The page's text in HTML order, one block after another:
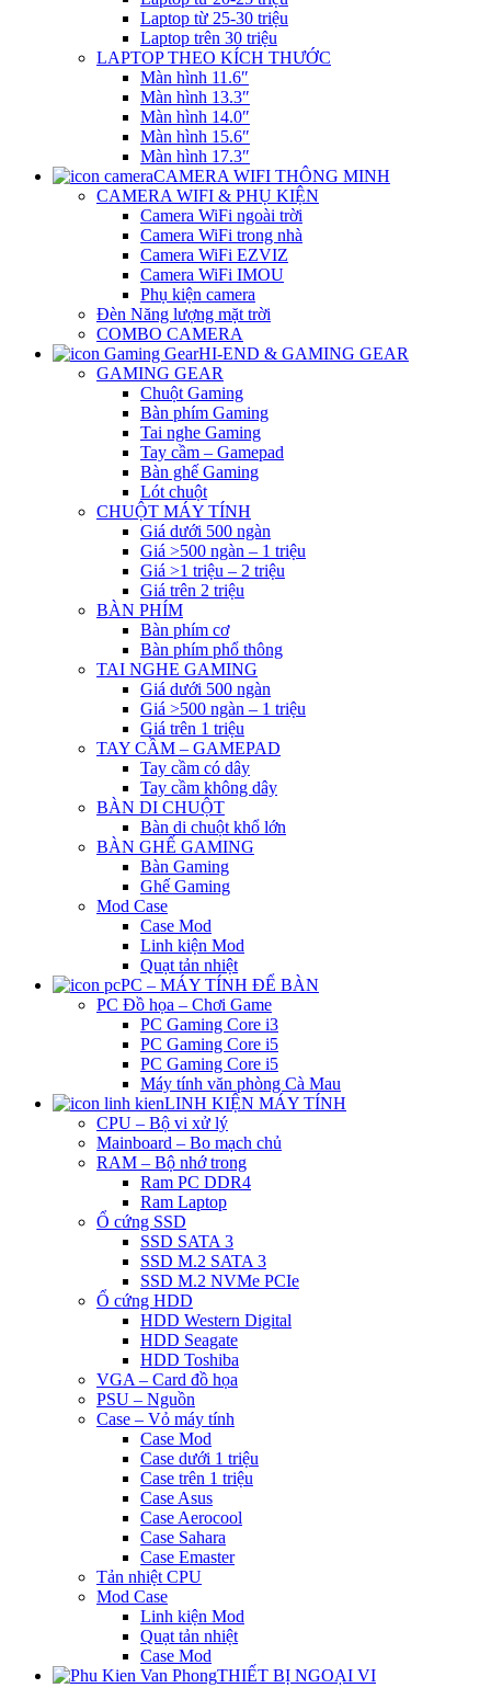
Laptop từ 25-30 triệu
Laptop trên 30 triệu
LAPTOP THEO KÍCH THƯỚC
Màn hình 11.6″
Màn hình 13.3″
Màn hình 14.0″
Màn hình 15.6″
Màn hình 17.3″
CAMERA WIFI THÔNG MINH
CAMERA WIFI & PHỤ KIỆN
Camera WiFi ngoài trời
Camera WiFi trong nhà
Camera WiFi EZVIZ
Camera WiFi IMOU
Phụ kiện camera
Đèn Năng lượng mặt trời
COMBO CAMERA
HI-END & GAMING GEAR
GAMING GEAR
Chuột Gaming
Bàn phím Gaming
Tai nghe Gaming
Tay cầm – Gamepad
Bàn ghế Gaming
Lót chuột
CHUỘT MÁY TÍNH
Giá dưới 500 ngàn
Giá >500 ngàn – 1 triệu
Giá >1 triệu – 2 triệu
Giá trên 2 triệu
BÀN PHÍM
Bàn phím cơ
Bàn phím phổ thông
TAI NGHE GAMING
Giá dưới 500 ngàn
Giá >500 ngàn – 1 triệu
Giá trên 1 triệu
TAY CẦM – GAMEPAD
Tay cầm có dây
Tay cầm không dây
BÀN DI CHUỘT
Bàn di chuột khổ lớn
BÀN GHẾ GAMING
Bàn Gaming
Ghế Gaming
Mod Case
Case Mod
Linh kiện Mod
Quạt tản nhiệt
PC – MÁY TÍNH ĐỂ BÀN
PC Đồ họa – Chơi Game
PC Gaming Core i3
PC Gaming Core i5
PC Gaming Core i5
Máy tính văn phòng Cà Mau
LINH KIỆN MÁY TÍNH
CPU – Bộ vi xử lý
Mainboard – Bo mạch chủ
RAM – Bộ nhớ trong
Ram PC DDR4
Ram Laptop
Ổ cứng SSD
SSD SATA 3
SSD M.2 SATA 3
SSD M.2 NVMe PCIe
Ổ cứng HDD
HDD Western Digital
HDD Seagate
HDD Toshiba
VGA – Card đồ họa
PSU – Nguồn
Case – Vỏ máy tính
Case Mod
Case dưới 1 triệu
Case trên 1 triệu
Case Asus
Case Aerocool
Case Sahara
Case Emaster
Tản nhiệt CPU
Mod Case
Linh kiện Mod
Quạt tản nhiệt
Case Mod
THIẾT BỊ NGOẠI VI